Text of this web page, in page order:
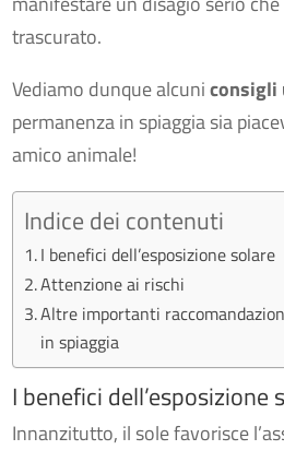
trascurato.
Vediamo dunque alcuni
permanenza in spiaggia sia
amico animale!
Indice dei contenuti
I benefici dell’esposizione solare
Attenzione ai rischi
Altre importanti
in spiaggia
I benefici dell’esposizione
Innanzitutto, il sole favorisce